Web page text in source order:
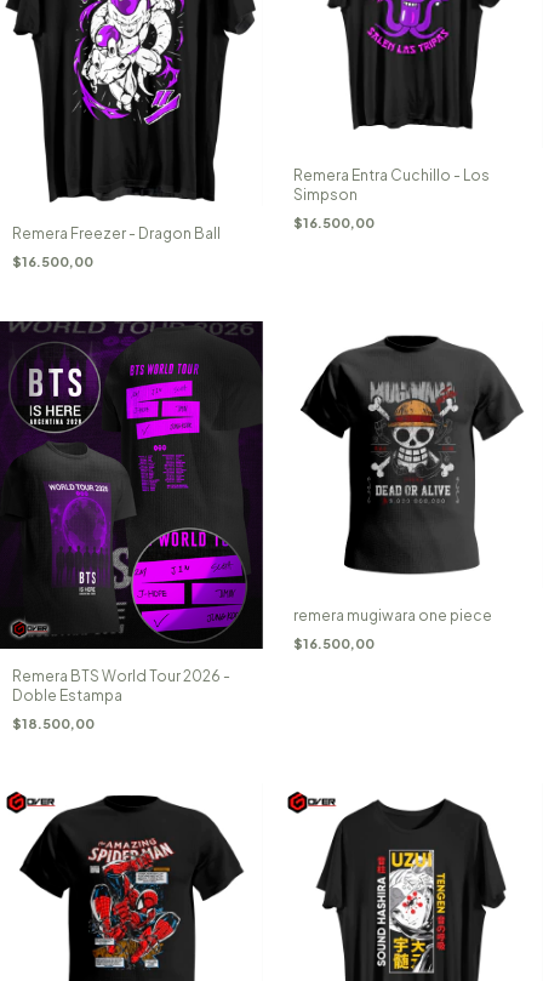
Remera Freezer - Dragon Ball
$16.500,00
Remera Entra Cuchillo - Los
Simpson
$16.500,00
Remera BTS World Tour 2026 -
Doble Estampa
$18.500,00
remera mugiwara one piece
$16.500,00